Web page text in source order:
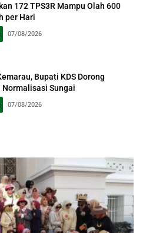
172 TPS3R Mampu Olah 600
per Hari
07/08/2026
Bupati KDS Dorong
Normalisasi Sungai
07/08/2026